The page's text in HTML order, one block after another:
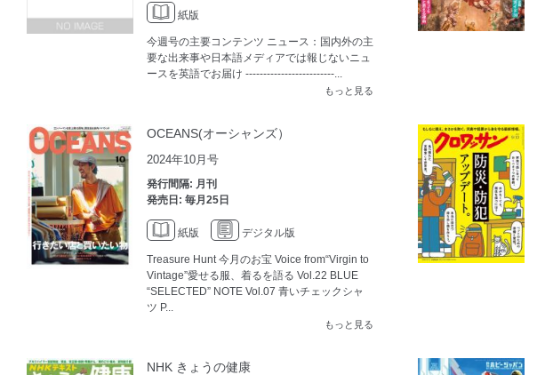
紙版
今週号の主要コンテンツ ニュース：国内外の主
要な出来事や日本語メディアでは報じないニュ
ースを英語でお届け -------------------------...
もっと見る
OCEANS(オーシャンズ）
2024年10月号
発行間隔: 月刊
発売日: 毎月25日
紙版 デジタル版
Treasure Hunt 今月のお宝 Voice from“Virgin to
Vintage”愛せる服、着るを語る Vol.22 BLUE
“SELECTED” NOTE Vol.07 青いチェックシャ
ツ P...
もっと見る
NHK きょうの健康